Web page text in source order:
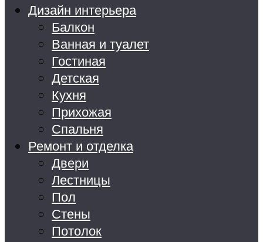
Дизайн интерьера
Балкон
Ванная и туалет
Гостиная
Детская
Кухня
Прихожая
Спальня
Ремонт и отделка
Двери
Лестницы
Пол
Стены
Потолок